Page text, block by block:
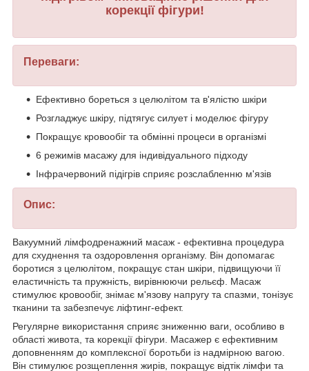
корекції фігури!
Переваги:
Ефективно бореться з целюлітом та в'ялістю шкіри
Розгладжує шкіру, підтягує силует і моделює фігуру
Покращує кровообіг та обмінні процеси в організмі
6 режимів масажу для індивідуального підходу
Інфрачервоний підігрів сприяє розслабленню м'язів
Опис:
Вакуумний лімфодренажний масаж - ефективна процедура
для схуднення та оздоровлення організму. Він допомагає
боротися з целюлітом, покращує стан шкіри, підвищуючи її
еластичність та пружність, вирівнюючи рельєф. Масаж
стимулює кровообіг, знімає м'язову напругу та спазми, тонізує
тканини та забезпечує ліфтинг-ефект.
Регулярне використання сприяє зниженню ваги, особливо в
області живота, та корекції фігури. Масажер є ефективним
доповненням до комплексної боротьби із надмірною вагою.
Він стимулює розщеплення жирів, покращує відтік лімфи та